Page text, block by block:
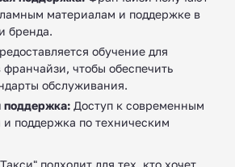
материалам и поддержке в
бренда.
обучение для
франчайзи, чтобы обеспечить
обслуживания.
поддержка: Доступ к современным
поддержка по техническим
подходит для тех, кто хочет